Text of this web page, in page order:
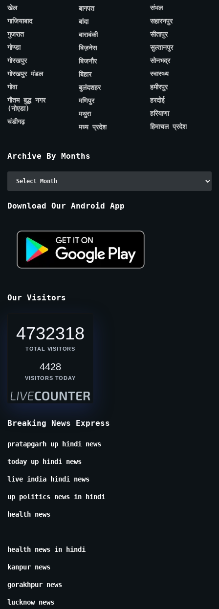
खेल
गाजियाबाद
गुजरात
गोण्डा
गोरखपुर
गोरखपुर मंडल
गोवा
गौतम बुद्ध नगर
(नोएडा)
चंडीगढ़
बागपत
बांदा
बाराबंकी
बिज़नेस
बिजनौर
बिहार
बुलंदशहर
मणिपुर
मथुरा
मध्य प्रदेश
संभल
सहारनपुर
सीतापुर
सुल्तानपुर
सोनभद्र
स्वास्थ्य
हमीरपुर
हरदोई
हरियाणा
हिमाचल प्रदेश
Archive By Months
Archive
Download Our Android App
Our Visitors
4732318
TOTAL VISITORS
4428
VISITORS TODAY
Breaking News Express
pratapgarh up hindi news
today up hindi news
live india hindi news
up politics news in hindi
health news
health news in hindi
kanpur news
gorakhpur news
lucknow news